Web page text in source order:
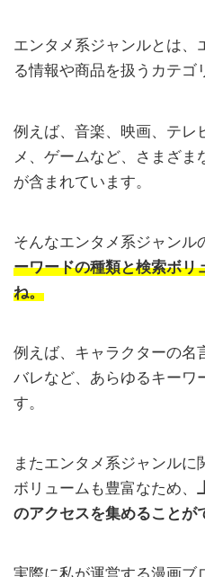
エンタメ系ジャンルとは、
る情報や商品を扱うカテゴ
例えば、音楽、映画、テレ
メ、ゲームなど、さまざ
が含まれています。
そんなエンタメ系ジャンル
ーワードの種類と検索ボリ
ね。
例えば、キャラクターの名
バレなど、あらゆるキーワ
す。
またエンタメ系ジャンル
ボリュームも豊富なため、
のアクセスを集めることが
実際に私が運営する漫画ブ